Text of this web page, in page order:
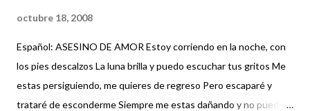
octubre 18, 2008
Español: ASESINO DE AMOR Estoy corriendo en la noche, con
los pies descalzos La luna brilla y puedo escuchar tus gritos Me
estas persiguiendo, me quieres de regreso Pero escaparé y
trataré de esconderme Siempre me estas dañando y no puedo